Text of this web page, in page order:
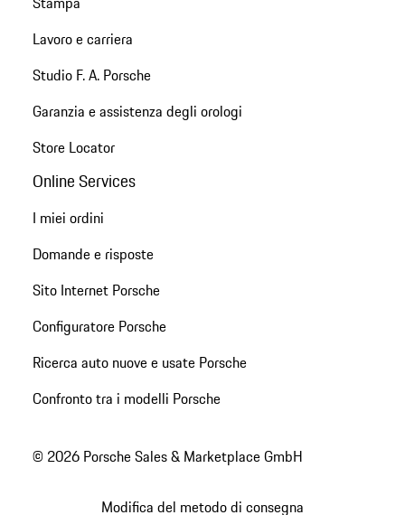
Lavoro e carriera
Studio F. A. Porsche
Garanzia e assistenza degli orologi
Store Locator
Online Services
I miei ordini
Domande e risposte
Sito Internet Porsche
Configuratore Porsche
Ricerca auto nuove e usate Porsche
Confronto tra i modelli Porsche
© 2026 Porsche Sales & Marketplace GmbH
Modifica del metodo di consegna